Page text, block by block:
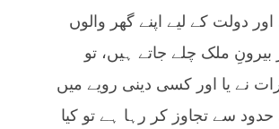
دولت کے لیے اپنے گھر والوں
ملک چلے جاتے ہیں، تو
نے یا اور کسی دینی رویے میں
سے تجاوز کر رہا ہے تو کیا